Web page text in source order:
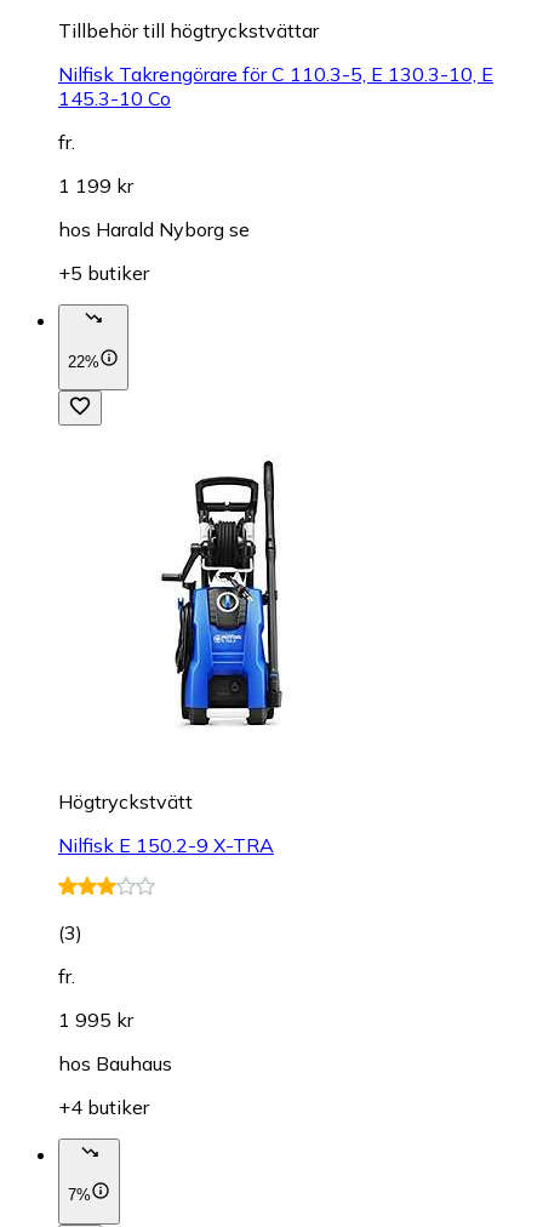
Tillbehör till högtryckstvättar
Nilfisk Takrengörare för C 110.3-5, E 130.3-10, E
145.3-10 Co
fr.
1 199 kr
hos Harald Nyborg se
+5 butiker
22%
Högtryckstvätt
Nilfisk E 150.2-9 X-TRA
(3)
fr.
1 995 kr
hos Bauhaus
+4 butiker
7%